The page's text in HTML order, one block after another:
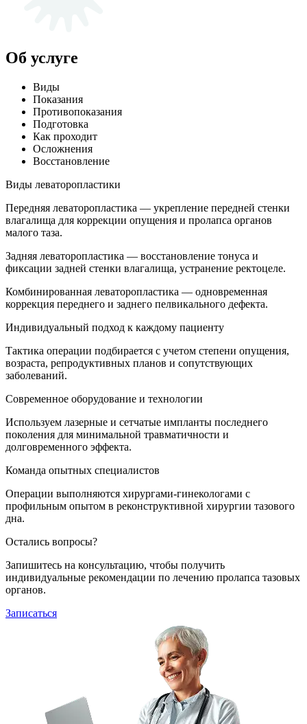
Об услуге
Виды
Показания
Противопоказания
Подготовка
Как проходит
Осложнения
Восстановление
Виды леваторопластики
Передняя леваторопластика — укрепление передней стенки
влагалища для коррекции опущения и пролапса органов
малого таза.
Задняя леваторопластика — восстановление тонуса и
фиксации задней стенки влагалища, устранение ректоцеле.
Комбинированная леваторопластика — одновременная
коррекция переднего и заднего пелвикального дефекта.
Индивидуальный подход к каждому пациенту
Тактика операции подбирается с учетом степени опущения,
возраста, репродуктивных планов и сопутствующих
заболеваний.
Современное оборудование и технологии
Используем лазерные и сетчатые импланты последнего
поколения для минимальной травматичности и
долговременного эффекта.
Команда опытных специалистов
Операции выполняются хирургами-гинекологами с
профильным опытом в реконструктивной хирургии тазового
дна.
Остались вопросы?
Запишитесь на консультацию, чтобы получить
индивидуальные рекомендации по лечению пролапса тазовых
органов.
Записаться